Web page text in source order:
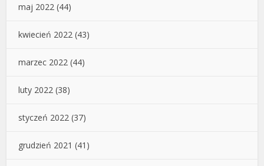
maj 2022 (44)
kwiecień 2022 (43)
marzec 2022 (44)
luty 2022 (38)
styczeń 2022 (37)
grudzień 2021 (41)